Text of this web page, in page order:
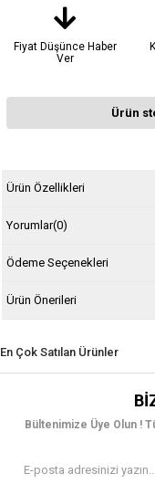
Fiyat Düşünce Haber
Ver
Ürün
Ürün Özellikleri
Yorumlar(0)
Ödeme Seçenekleri
Ürün Önerileri
En Çok Satılan Ürünler
Bültenimize Üye Olun !